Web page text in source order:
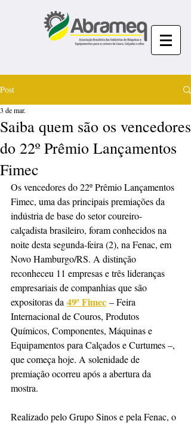
Post
Saiba quem são os vencedores
do 22º Prêmio Lançamentos
Fimec
3 de mar.
Os vencedores do 22º Prêmio Lançamentos
Fimec, uma das principais premiações da
indústria de base do setor coureiro-
calçadista brasileiro, foram conhecidos na
noite desta segunda-feira (2), na Fenac, em
Novo Hamburgo/RS. A distinção
reconheceu 11 empresas e três lideranças
empresariais de companhias que são
expositoras da 49ª Fimec – Feira
Internacional de Couros, Produtos
Químicos, Componentes, Máquinas e
Equipamentos para Calçados e Curtumes –,
que começa hoje. A solenidade de
premiação ocorreu após a abertura da
mostra.
Realizado pelo Grupo Sinos e pela Fenac, o